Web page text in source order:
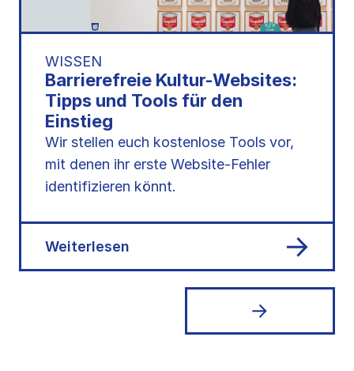
WISSEN
Barrierefreie Kultur-Websites:
Tipps und Tools für den
Einstieg
Wir stellen euch kostenlose Tools vor,
mit denen ihr erste Website-Fehler
identifizieren könnt.
Weiterlesen